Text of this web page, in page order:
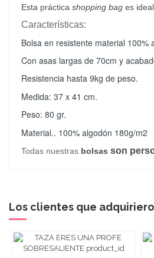
Esta práctica shopping bages ideal
Características:
Bolsa en resistente material
Con asas largas de 70cm y
Resistencia hasta 9kg de peso.
Medida: 37 x 41 cm.
Peso: 80 gr.
Material.. 100% algodón 180g/m2
Todas nuestrasbolsas son
Los clientes que